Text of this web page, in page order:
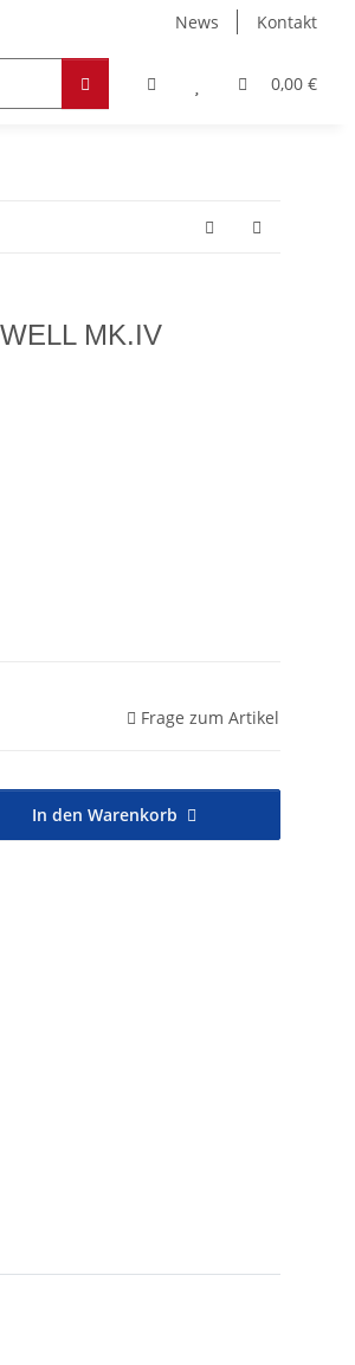
News Kontakt
0,00 €
Hobby & Freizeit Werkstoffe
MK.IV
Frage zum Artikel
In den Warenkorb